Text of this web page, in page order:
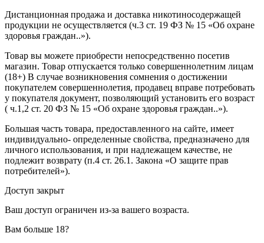
Дистанционная продажа и доставка никотиносодержащей
продукции не осуществляется (ч.3 ст. 19 ФЗ № 15 «Об охране
здоровья граждан..»).
Товар вы можете приобрести непосредственно посетив
магазин. Товар отпускается только совершеннолетним лицам
(18+) В случае возникновения сомнения о достижении
покупателем совершеннолетия, продавец вправе потребовать
у покупателя документ, позволяющий установить его возраст
( ч.1,2 ст. 20 ФЗ № 15 «Об охране здоровья граждан..»).
Большая часть товара, предоставленного на сайте, имеет
индивидуально- определенные свойства, предназначено для
личного использования, и при надлежащем качестве, не
подлежит возврату (п.4 ст. 26.1. Закона «О защите прав
потребителей»).
Доступ закрыт
Ваш доступ ограничен из-за вашего возраста.
Вам больше 18?